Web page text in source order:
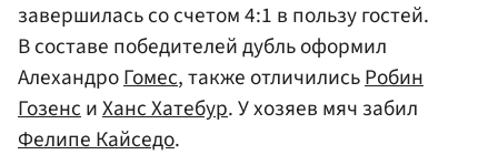
завершилась со счетом 4:1 в пользу гостей.
В составе победителей дубль оформил
АлехандроГомес, также отличилисьРобин
ГозенсиХанс Хатебур. У хозяев мяч забил
Фелипе Кайседо.